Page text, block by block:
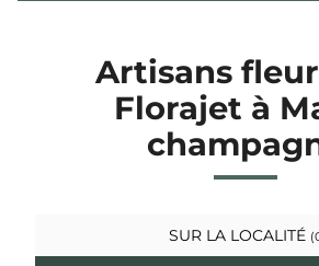
Artisans
Florajet à
SUR LA LOCALITÉ